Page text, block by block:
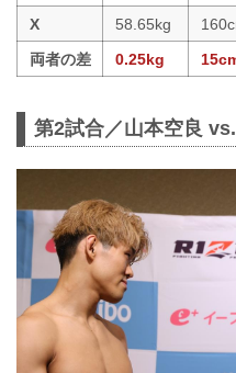
X 58.65kg
両者の差
0.25kg
第2試合／山本空良